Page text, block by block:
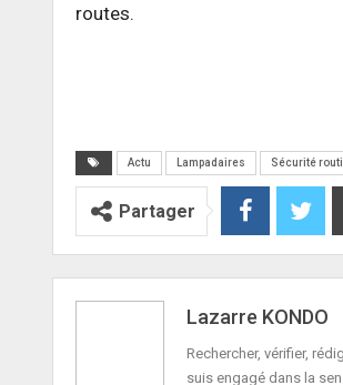
routes.
Actu Lampadaires Sécurité
Partager
Lazarre KONDO
Rechercher, vérifier,
suis engagé dans la